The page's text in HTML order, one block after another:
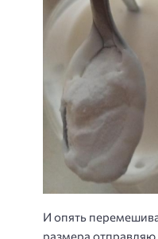
И опять
размера